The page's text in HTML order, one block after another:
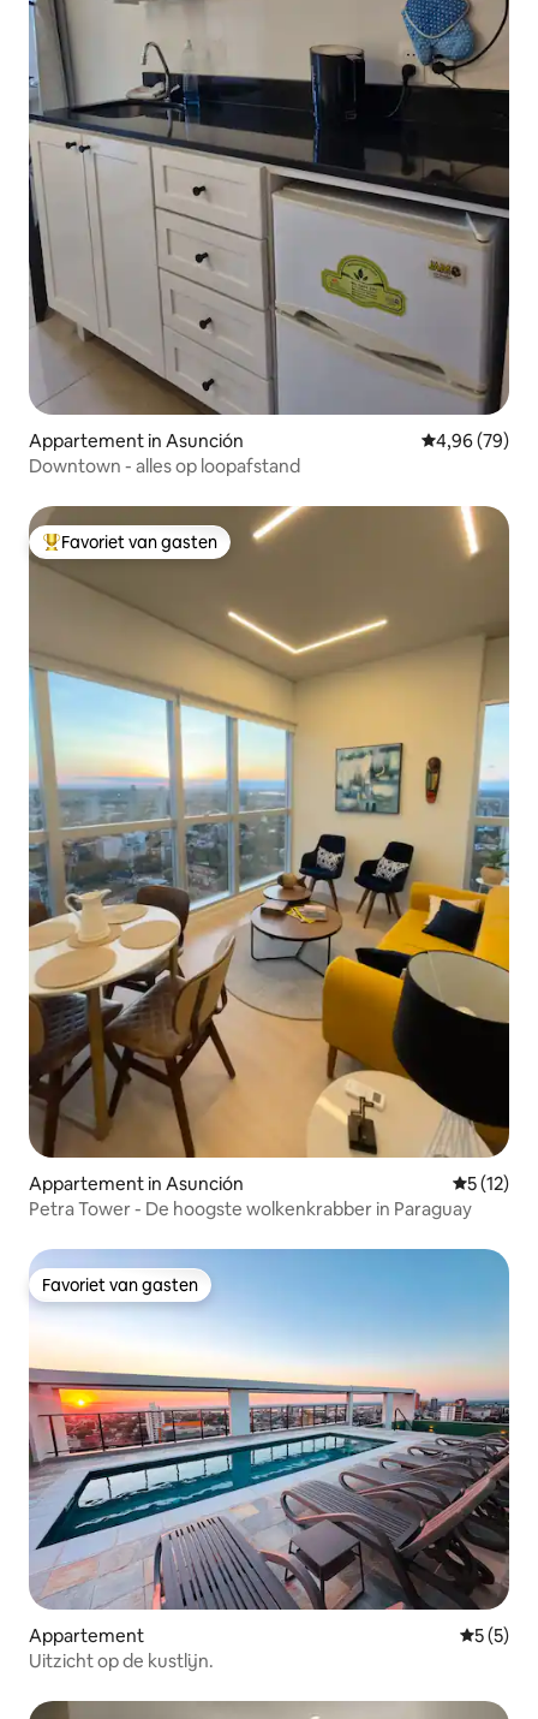
Appartement in Asunción Gemiddelde
4,96 (79)
Downtown - alles op loopafstand
Topfavoriet van gasten
Favoriet van gasten
Appartement in Asunción
5 (12)
Petra Tower - De hoogste wolkenkrabber in Paraguay
Favoriet van gasten
Favoriet van gasten
Appartement
5 (5)
Uitzicht op de kustlijn.